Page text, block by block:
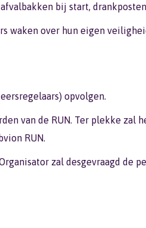
bij start,
waken over hun eigen
opvolgen.
van de RUN. Ter plekke zal
RUN.
zal desgevraagd de